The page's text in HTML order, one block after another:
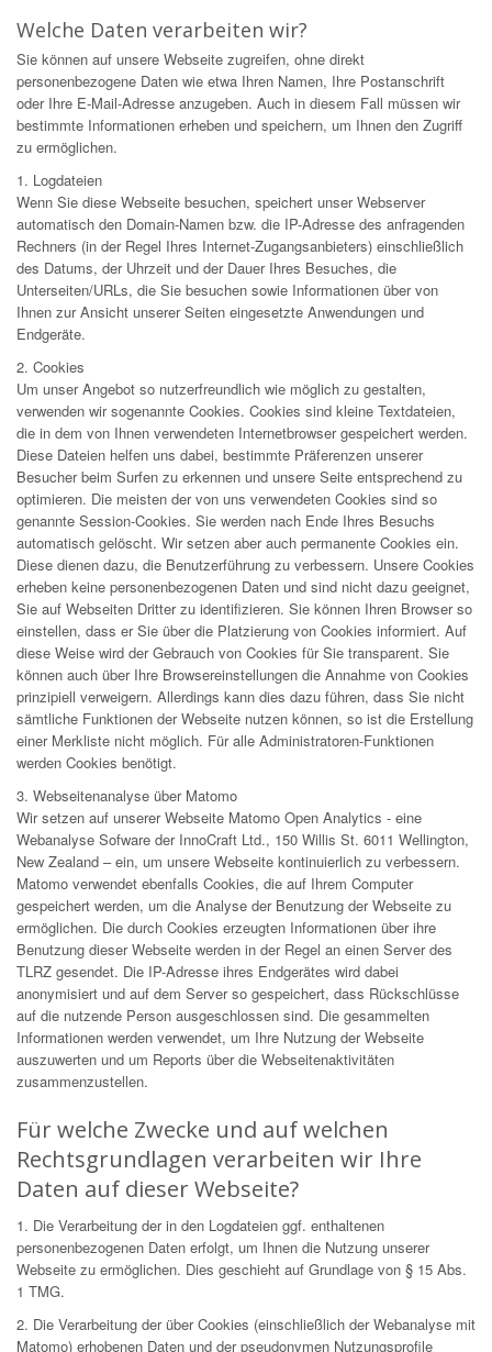
Welche Daten verarbeiten wir?
Sie können auf unsere Webseite zugreifen, ohne direkt
personenbezogene Daten wie etwa Ihren Namen, Ihre Postanschrift
oder Ihre E-Mail-Adresse anzugeben. Auch in diesem Fall müssen wir
bestimmte Informationen erheben und speichern, um Ihnen den Zugriff
zu ermöglichen.
1. Logdateien
Wenn Sie diese Webseite besuchen, speichert unser Webserver
automatisch den Domain-Namen bzw. die IP-Adresse des anfragenden
Rechners (in der Regel Ihres Internet-Zugangsanbieters) einschließlich
des Datums, der Uhrzeit und der Dauer Ihres Besuches, die
Unterseiten/URLs, die Sie besuchen sowie Informationen über von
Ihnen zur Ansicht unserer Seiten eingesetzte Anwendungen und
Endgeräte.
2. Cookies
Um unser Angebot so nutzerfreundlich wie möglich zu gestalten,
verwenden wir sogenannte Cookies. Cookies sind kleine Textdateien,
die in dem von Ihnen verwendeten Internetbrowser gespeichert werden.
Diese Dateien helfen uns dabei, bestimmte Präferenzen unserer
Besucher beim Surfen zu erkennen und unsere Seite entsprechend zu
optimieren. Die meisten der von uns verwendeten Cookies sind so
genannte Session-Cookies. Sie werden nach Ende Ihres Besuchs
automatisch gelöscht. Wir setzen aber auch permanente Cookies ein.
Diese dienen dazu, die Benutzerführung zu verbessern. Unsere Cookies
erheben keine personenbezogenen Daten und sind nicht dazu geeignet,
Sie auf Webseiten Dritter zu identifizieren. Sie können Ihren Browser so
einstellen, dass er Sie über die Platzierung von Cookies informiert. Auf
diese Weise wird der Gebrauch von Cookies für Sie transparent. Sie
können auch über Ihre Browsereinstellungen die Annahme von Cookies
prinzipiell verweigern. Allerdings kann dies dazu führen, dass Sie nicht
sämtliche Funktionen der Webseite nutzen können, so ist die Erstellung
einer Merkliste nicht möglich. Für alle Administratoren-Funktionen
werden Cookies benötigt.
3. Webseitenanalyse über Matomo
Wir setzen auf unserer Webseite Matomo Open Analytics - eine
Webanalyse Sofware der InnoCraft Ltd., 150 Willis St. 6011 Wellington,
New Zealand – ein, um unsere Webseite kontinuierlich zu verbessern.
Matomo verwendet ebenfalls Cookies, die auf Ihrem Computer
gespeichert werden, um die Analyse der Benutzung der Webseite zu
ermöglichen. Die durch Cookies erzeugten Informationen über ihre
Benutzung dieser Webseite werden in der Regel an einen Server des
TLRZ gesendet. Die IP-Adresse ihres Endgerätes wird dabei
anonymisiert und auf dem Server so gespeichert, dass Rückschlüsse
auf die nutzende Person ausgeschlossen sind. Die gesammelten
Informationen werden verwendet, um Ihre Nutzung der Webseite
auszuwerten und um Reports über die Webseitenaktivitäten
zusammenzustellen.
Für welche Zwecke und auf welchen
Rechtsgrundlagen verarbeiten wir Ihre
Daten auf dieser Webseite?
1. Die Verarbeitung der in den Logdateien ggf. enthaltenen
personenbezogenen Daten erfolgt, um Ihnen die Nutzung unserer
Webseite zu ermöglichen. Dies geschieht auf Grundlage von § 15 Abs.
1 TMG.
2. Die Verarbeitung der über Cookies (einschließlich der Webanalyse mit
Matomo) erhobenen Daten und der pseudonymen Nutzungsprofile